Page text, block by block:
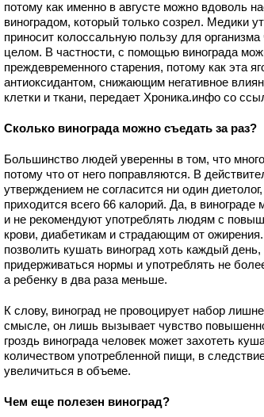
потому как именно в августе можно вдоволь
виноградом, который только созрел. Медики
приносит колоссальную пользу для организма
целом. В частности, с помощью винограда
преждевременного старения, потому как эта
антиоксидантом, снижающим негативное
клетки и ткани, передает Хроника.инфо со
Сколько винограда можно съедать за раз?
Большинство людей уверенны в том, что
потому что от него поправляются. В
утверждением не согласится ни один
приходится всего 66 калорий. Да, в винограде
и не рекомендуют употреблять людям с
крови, диабетикам и страдающим от
позволить кушать виноград хоть каждый
придерживаться нормы и употреблять не
а ребенку в два раза меньше.
К слову, виноград не провоцирует набор
смысле, он лишь вызывает чувство
гроздь винограда человек может захотеть
количеством употребленной пищи, в
увеличиться в объеме.
Чем еще полезен виноград?